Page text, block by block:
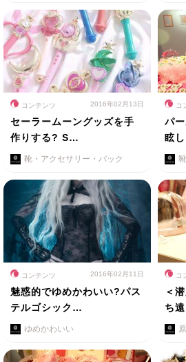
コンテンツ 2016年02月13日
セーラームーングッズを手
作りする? S…
靴・アクセサリー・バック
コ
パ
眩
コンテンツ 2016年02月11日
魅惑的でゆめかわいい?パス
テルゴシック…
ゆめかわいい
コ
＜
ち